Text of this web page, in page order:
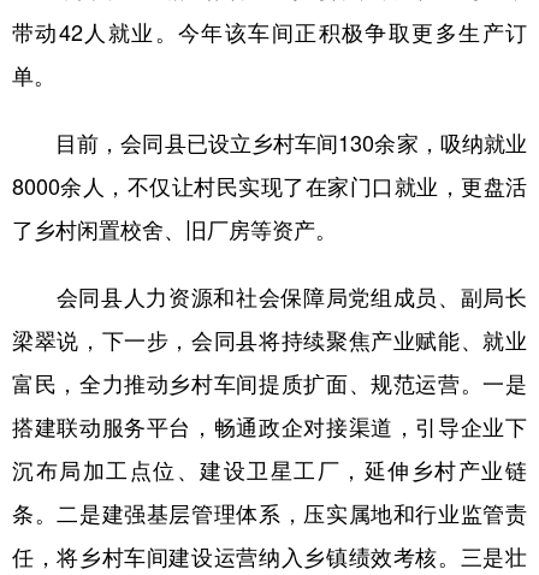
带动42人就业。今年该车间正积极争取更多生产订
单。
目前，会同县已设立乡村车间130余家，吸纳就业
8000余人，不仅让村民实现了在家门口就业，更盘活
了乡村闲置校舍、旧厂房等资产。
会同县人力资源和社会保障局党组成员、副局长
梁翠说，下一步，会同县将持续聚焦产业赋能、就业
富民，全力推动乡村车间提质扩面、规范运营。一是
搭建联动服务平台，畅通政企对接渠道，引导企业下
沉布局加工点位、建设卫星工厂，延伸乡村产业链
条。二是建强基层管理体系，压实属地和行业监管责
任，将乡村车间建设运营纳入乡镇绩效考核。三是壮